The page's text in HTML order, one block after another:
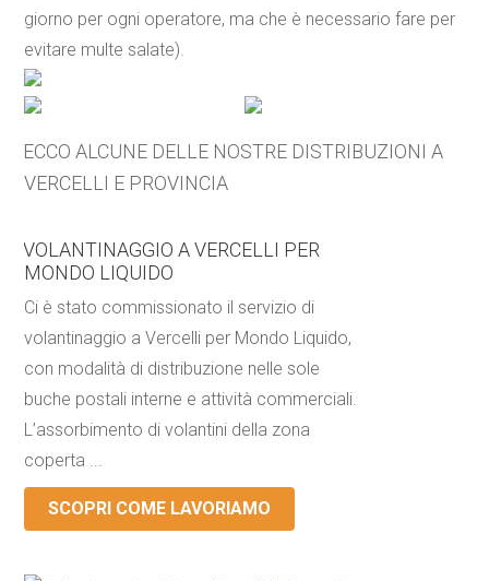
giorno per ogni operatore, ma che è necessario fare per
evitare multe salate).
ECCO ALCUNE DELLE NOSTRE DISTRIBUZIONI A
VERCELLI E PROVINCIA
VOLANTINAGGIO A VERCELLI PER
MONDO LIQUIDO
Ci è stato commissionato il servizio di
volantinaggio a Vercelli per Mondo Liquido,
con modalità di distribuzione nelle sole
buche postali interne e attività commerciali.
L’assorbimento di volantini della zona
coperta ...
SCOPRI COME LAVORIAMO